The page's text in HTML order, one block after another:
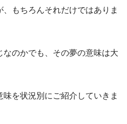
もちろんそれだけではありま
のかでも、その夢の意味は大
を状況別にご紹介していきま